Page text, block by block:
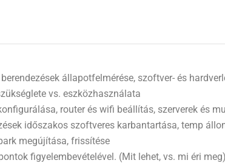
állapotfelmérése, szoftver- és
vs. eszközhasználata
router és wifi beállítás, szerverek és
időszakos szoftveres karbantartása, temp
megújítása, frissítése
figyelembevételével. (Mit lehet, vs. mi éri meg)